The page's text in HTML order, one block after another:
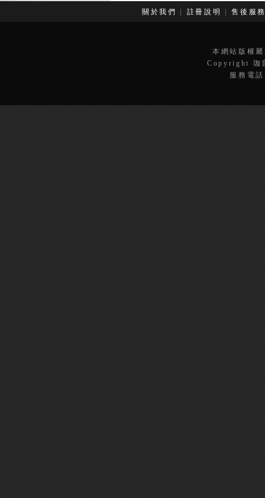
關於我們 註冊說明 售後服
本網站版權
Copyright 珈
服務電